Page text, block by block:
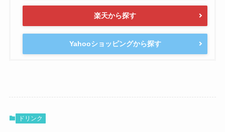
楽天から探す
Yahooショッピングから探す
ドリンク